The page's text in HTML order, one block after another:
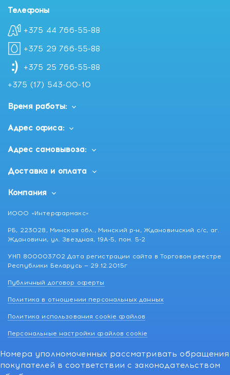
Телефоны
+375 44 766-55-88
+375 29 766-55-88
+375 25 766-55-88
+375 (17) 543-00-10
Время работы:
Адрес офиса:
Адрес самовывоза:
Доставка и оплата
Компания
ИООО «Интерфармакс»
РБ, 223028, Минская обл., Минский р-н, Ждановичский с/с, аг.
Ждановичи, ул. Звездная, 19А-5, пом. 5-2
УНП 800003702 Дата регистрации сайта в Торговом реестре
Республики Беларусь — 29.12.2015г
Публичный договор оферты
Политика в отношении персональных данных
Политика использования cookie файлов
Персональные настройки файлов cookie
Номера уполномоченных рассматривать обращения
покупателей в соответствии с законодательством